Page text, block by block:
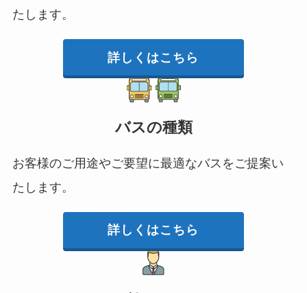
たします。
詳しくはこちら
バスの種類
お客様のご用途やご要望に最適なバスをご提案い
たします。
詳しくはこちら